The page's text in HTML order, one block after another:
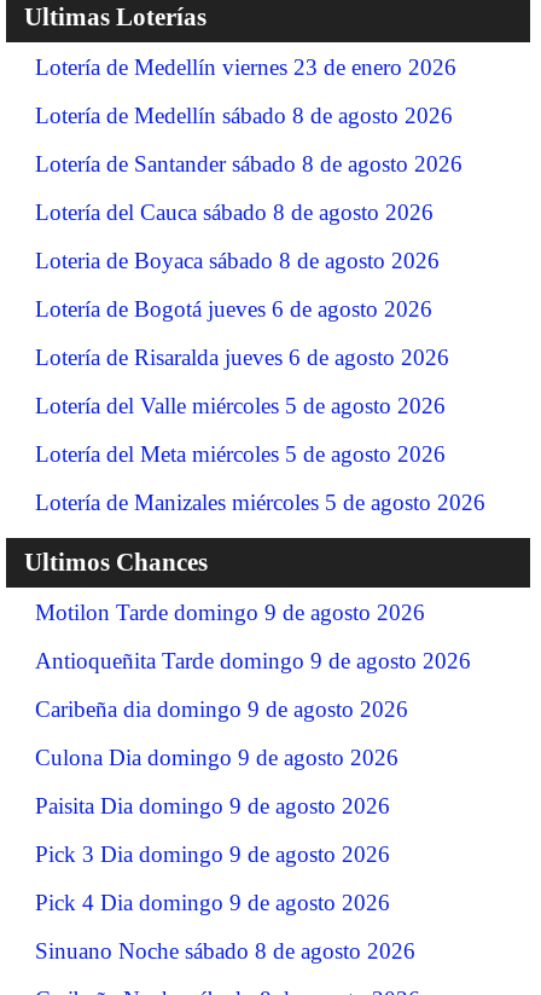
Ultimas Loterías
Lotería de Medellín viernes 23 de enero 2026
Lotería de Medellín sábado 8 de agosto 2026
Lotería de Santander sábado 8 de agosto 2026
Lotería del Cauca sábado 8 de agosto 2026
Loteria de Boyaca sábado 8 de agosto 2026
Lotería de Bogotá jueves 6 de agosto 2026
Lotería de Risaralda jueves 6 de agosto 2026
Lotería del Valle miércoles 5 de agosto 2026
Lotería del Meta miércoles 5 de agosto 2026
Lotería de Manizales miércoles 5 de agosto 2026
Ultimos Chances
Motilon Tarde domingo 9 de agosto 2026
Antioqueñita Tarde domingo 9 de agosto 2026
Caribeña dia domingo 9 de agosto 2026
Culona Dia domingo 9 de agosto 2026
Paisita Dia domingo 9 de agosto 2026
Pick 3 Dia domingo 9 de agosto 2026
Pick 4 Dia domingo 9 de agosto 2026
Sinuano Noche sábado 8 de agosto 2026